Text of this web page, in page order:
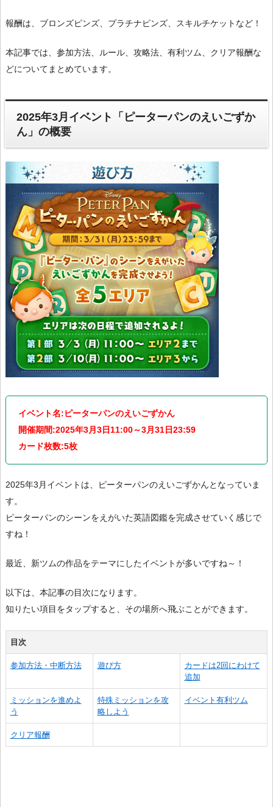
報酬は、ブロンズピンズ、プラチナピンズ、スキルチケットなど！
本記事では、参加方法、ルール、攻略法、有利ツム、クリア報酬な
どについてまとめています。
2025年3月イベント「ピーターパンのえいごずか
ん」の概要
イベント名:ピーターパンのえいごずかん
開催期間:2025年3月3日11:00～3月31日23:59
カード枚数:5枚
2025年3月イベントは、ピーターパンのえいごずかんとなっていま
す。
ピーターパンのシーンをえがいた英語図鑑を完成させていく感じで
すね！
最近、新ツムの作品をテーマにしたイベントが多いですね～！
以下は、本記事の目次になります。
知りたい項目をタップすると、その場所へ飛ぶことができます。
目次
参加方法・中断方法 遊び方
カードは2回にわけて
追加
ミッションを進めよ
う
特殊ミッションを攻
略しよう
イベント有利ツム
クリア報酬